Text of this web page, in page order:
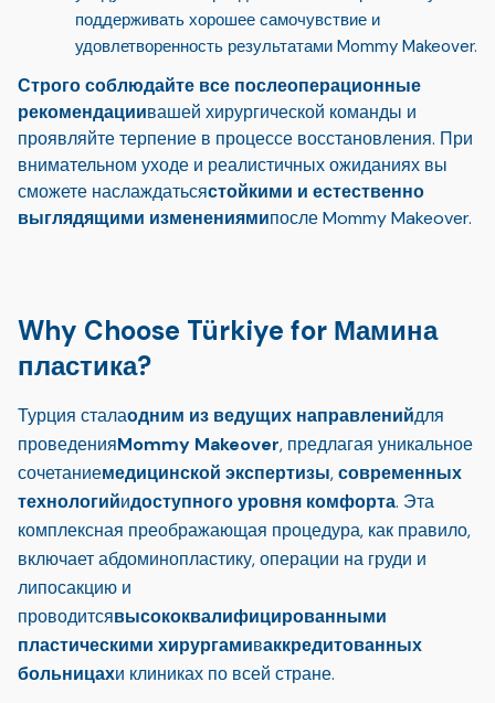
поддерживать хорошее самочувствие и
удовлетворенность результатами Mommy Makeover.
Строго соблюдайте все послеоперационные
рекомендациивашей хирургической команды и
проявляйте терпение в процессе восстановления. При
внимательном уходе и реалистичных ожиданиях вы
сможете наслаждатьсястойкими и естественно
выглядящими изменениямипосле Mommy Makeover.
Why Choose Türkiye for Мамина
пластика?
Турция сталаодним из ведущих направленийдля
проведенияMommy Makeover, предлагая уникальное
сочетаниемедицинской экспертизы,современных
технологийидоступного уровня комфорта. Эта
комплексная преображающая процедура, как правило,
включает абдоминопластику, операции на груди и
липосакцию и
проводитсявысококвалифицированными
пластическими хирургамиваккредитованных
больницахи клиниках по всей стране.